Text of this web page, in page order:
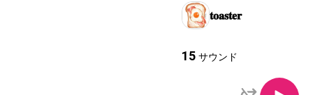
𝐭𝐨𝐚𝐬𝐭𝐞𝐫
15 サウンド